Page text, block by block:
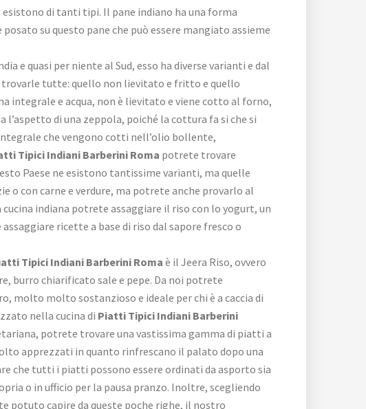
di tanti tipi. Il pane indiano ha una forma
su questo pane che può essere mangiato assieme
e quasi per niente al Sud, esso ha diverse varianti e dal
tutte: quello non lievitato e fritto e quello
integrale e acqua, non è lievitato e viene cotto al forno,
di una zeppola, poiché la cottura fa si che si
che vengono cotti nell’olio bollente,
Tipici Indiani Barberini Roma potrete trovare
Paese ne esistono tantissime varianti, ma quelle
o con carne e verdure, ma potrete anche provarlo al
indiana potrete assaggiare il riso con lo yogurt, un
ricette a base di riso dal sapore fresco o
Tipici Indiani Barberini Romaè il Jeera Riso, ovvero
burro chiarificato sale e pepe. Da noi potrete
molto molto sostanzioso e ideale per chi è a caccia di
nella cucina di Piatti Tipici Indiani Barberini
potrete trovare una vastissima gamma di piatti a
apprezzati in quanto rinfrescano il palato dopo una
che tutti i piatti possono essere ordinati da asporto sia
o in ufficio per la pausa pranzo. Inoltre, scegliendo
potuto capire da queste poche righe, il nostro